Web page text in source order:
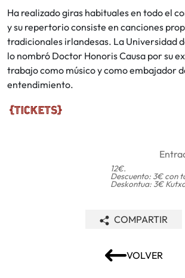
Ha realizado giras habituales en todo el
y su repertorio consiste en canciones
tradicionales irlandesas. La Universidad
lo nombró Doctor Honoris Causa por su
trabajo como músico y como embajador
entendimiento.
12€.
Descuento: 3€ con
Deskontua: 3€
VOLVER
COMPARTIR